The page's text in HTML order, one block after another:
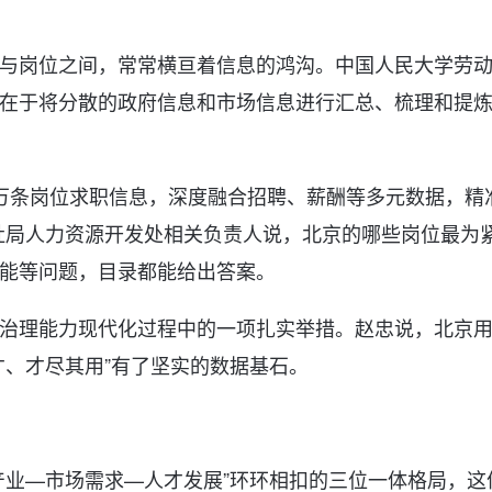
岗位之间，常常横亘着信息的鸿沟。中国人民大学劳
于将分散的政府信息和市场信息进行汇总、梳理和提
岗位求职信息，深度融合招聘、薪酬等多元数据，精
人力资源开发处相关负责人说，北京的哪些岗位最为
等问题，目录都能给出答案。
理能力现代化过程中的一项扎实举措。赵忠说，北京
才尽其用”有了坚实的数据基石。
—市场需求—人才发展”环环相扣的三位一体格局，这